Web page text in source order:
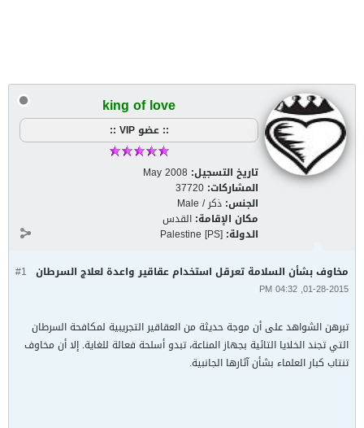
king of love
:: عضو VIP ::
تاريخ التسجيل: May 2008
المشاركات: 37720
الجنس: ذكر / Male
مكان الإقامة: القدس
الدولة: Palestine [PS]
#1 مخاوف بشأن السلامة تعرقل استخدام عقاقير واعدة لعلاج السرطان
01-28-2015, 04:32 PM
تبرهن الشواهد على أن موجة حديثة من العقاقير التجريبية لمكافحة السرطان
التي تجند الخلايا التائية بجهاز المناعة، تبدو أسلحة فعالة للغاية. إلا أن مخاوف
تنتاب كبار العلماء بشأن آثارها الجانبية.